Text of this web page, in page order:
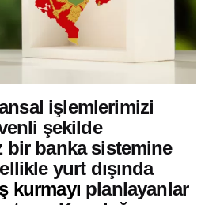
işlemlerimizi
şekilde
bir banka sistemine
yurt dışında
kurmayı planlayanlar